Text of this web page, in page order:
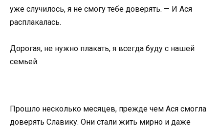
уже случилось, я не смогу тебе доверять. — И Ася
расплакалась.
Дорогая, не нужно плакать, я всегда буду с нашей
семьей.
Прошло несколько месяцев, прежде чем Ася смогла
доверять Славику. Они стали жить мирно и даже